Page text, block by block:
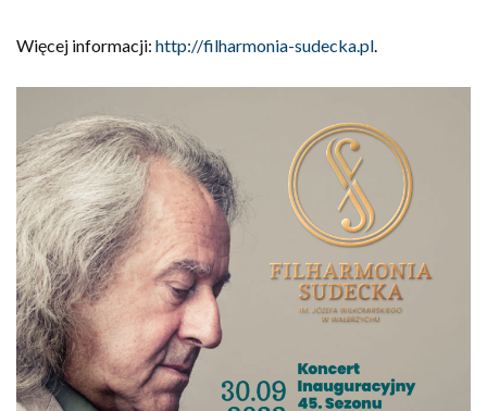
Więcej informacji: http://filharmonia-sudecka.pl.